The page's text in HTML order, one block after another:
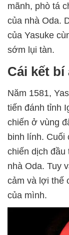
mãnh, phò tá
của nhà Oda.
của Yasuke
sớm lụi tàn.
Cái kết bí
Năm 1581,
tiến đánh tỉnh
chiến ở vùng
binh lính. Cuối
chiến dịch đầu
nhà Oda. Tuy
cảm và lợi thế
của mình.